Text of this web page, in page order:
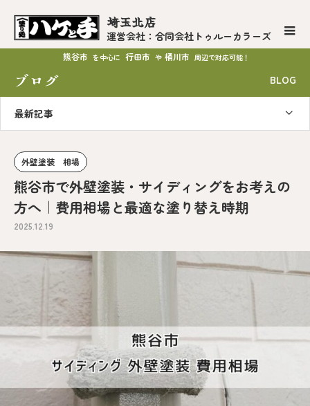
埼玉北店
運営会社：合同会社トゥルーカラーズ
熊谷市 を中心に 行田市 や 桶川市 周辺で対応可能！
ブログ BLOG
最新記事
外壁塗装 相場
熊谷市で外壁塗装・サイディングをお考えの
方へ｜費用相場と最適な塗り替え時期
2025.12.19